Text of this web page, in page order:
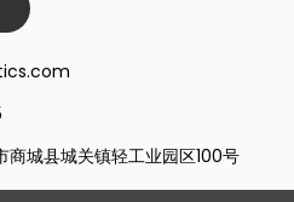
城县城关镇轻工业园区100号